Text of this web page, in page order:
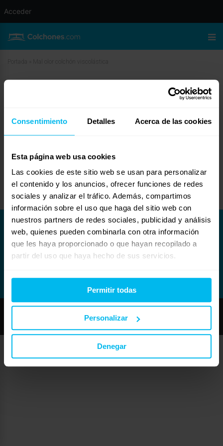
Consentimiento Detalles Acerca de las cookies
Esta página web usa cookies
Las cookies de este sitio web se usan para personalizar
el contenido y los anuncios, ofrecer funciones de redes
sociales y analizar el tráfico. Además, compartimos
información sobre el uso que haga del sitio web con
nuestros partners de redes sociales, publicidad y análisis
web, quienes pueden combinarla con otra información
que les haya proporcionado o que hayan recopilado a
partir del uso que haya hecho de sus servicios.
Permitir todas
Personalizar
Denegar
Mal olor colchón viscolástica
Pol
Invitado
Hola a mi me tardo pero bastante en irse el olor, quizas 20 dias o mas. El
mio era de viscolastica y enrrollado al vacio. Dura pero se termina llendo.
Copyright © Maxcolchon S.L. - Todos los derechos reservados.
Acceder